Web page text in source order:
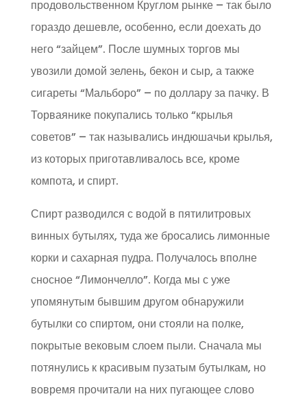
продовольственном Круглом рынке – так было
гораздо дешевле, особенно, если доехать до
него “зайцем”. После шумных торгов мы
увозили домой зелень, бекон и сыр, а также
сигареты “Мальборо” – по доллару за пачку. В
Торваянике покупались только “крылья
советов” – так назывались индюшачьи крылья,
из которых приготавливалось все, кроме
компота, и спирт.
Спирт разводился с водой в пятилитровых
винных бутылях, туда же бросались лимонные
корки и сахарная пудра. Получалось вполне
сносное “Лимончелло”. Когда мы с уже
упомянутым бывшим другом обнаружили
бутылки со спиртом, они стояли на полке,
покрытые вековым слоем пыли. Сначала мы
потянулись к красивым пузатым бутылкам, но
вовремя прочитали на них пугающее слово